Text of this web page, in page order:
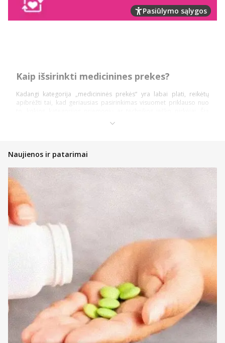
Pasiūlymo sąlygos
Kaip išsirinkti medicinines prekes?
Kadangi kategorija „medicininės prekės“ yra labai plati, reikėtų
apibrėžti tai, kad geriausias pasirinkimas visuomet priklauso nuo
Pasidalinsime bendromis įžvalgomis, ką vertėtų žinoti kiekvienam
pirkėjui, nusprendusiam pirkti internetinėje vaistinėje, kad įsigytų
priemonių ir technikos nauda būtų pati didžiausia!
Atsidarykite prekės puslapyje ir perskaitykite aprašymą,
instrukcijas bei kitą aktualią informaciją;
Jeigu prekė patiko, tačiau norite dar pasidairyti po prekių
sugrįžti vėliau;
Nedvejokite konsultuotis su internetinės vaistinės komanda,
kad gautumėte profesionalų patarimą bet kuriuo klausimu;
Jeigu tai – ne vaistiniai preparatai, galite atkreipti dėmesį į
informaciją prie kainos – gali būti taikoma akcija su lojalumo
kortele arba visiems pirkėjams ir techniką ar priemones
įsigysite pigiau nei įprastai.
Renkantis medicinines priemones, svarbu atkreipti dėmesį į visą
prieinamą informaciją. Kadangi renkatės prekes ir produktus
sveikatos ar medicininei priežiūrai, būtina jausti užtikrintumą dėl to,
kad išsirinkote tai, ko reikia. Daugybė preparatų ar priemonių
parduodami skirtingais kiekiais, tad nedvejokite pasidairyti po
katalogą ieškodami labiausiai poreikį atitinkančio kiekio.
Naujienos ir patarimai